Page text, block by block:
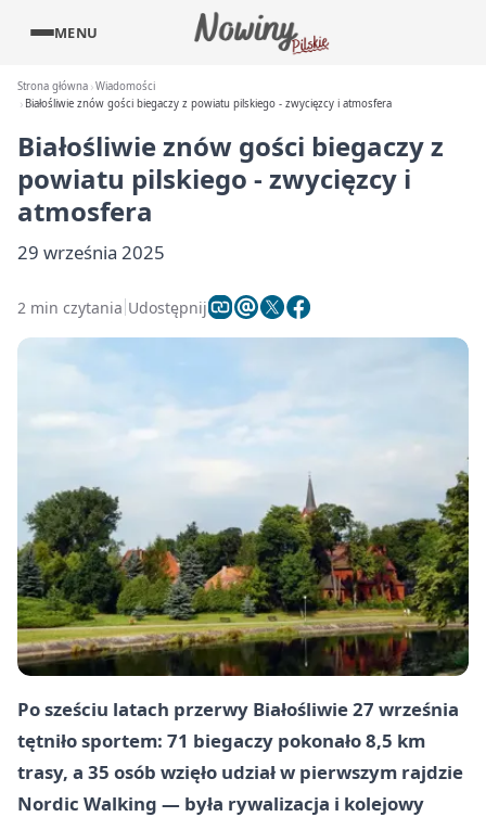
MENU
Strona główna Wiadomości
Białośliwie znów gości biegaczy z powiatu pilskiego - zwycięzcy i atmosfera
Białośliwie znów gości biegaczy z
powiatu pilskiego - zwycięzcy i
atmosfera
29 września 2025
2 min czytania Udostępnij
Po sześciu latach przerwy Białośliwie 27 września
tętniło sportem: 71 biegaczy pokonało 8,5 km
trasy, a 35 osób wzięło udział w pierwszym rajdzie
Nordic Walking — była rywalizacja i kolejowy